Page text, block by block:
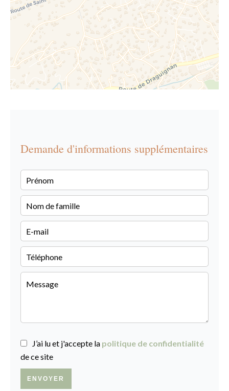
Demande d'informations supplémentaires
J’ai lu et j'accepte la politique de confidentialité
de ce site
ENVOYER